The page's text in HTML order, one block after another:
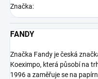
Značka:
FANDY
Značka Fandy je česká
Koeximpo, která působí na
1996 a zaměřuje se na